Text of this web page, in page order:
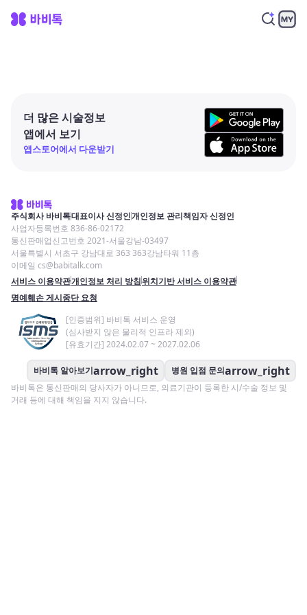
더 많은 시술정보
앱에서 보기
앱스토어에서 다운받기
주식회사 바비톡대표이사 신정인개인정보 관리책임자 신정인
사업자등록번호 836-86-02172
통신판매업신고번호 2021-서울강남-03497
서울특별시 서초구 강남대로 363 363강남타워 11층
이메일 cs@babitalk.com
서비스 이용약관개인정보 처리 방침위치기반 서비스 이용약관
명예훼손 게시중단 요청
[인증범위] 바비톡 서비스 운영
(심사받지 않은 물리적 인프라 제외)
[유효기간] 2024.02.07 ~ 2027.02.06
바비톡 알아보기arrow_right 병원 입점 문의arrow_right
바비톡은 통신판매의 당사자가 아니므로, 의료기관이 등록한 시/수술 정보 및
거래 등에 대해 책임을 지지 않습니다.